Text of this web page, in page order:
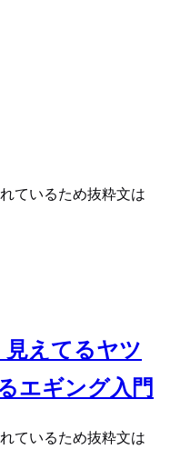
ているため抜粋文は
えてるヤツ
エギング入門
ているため抜粋文は